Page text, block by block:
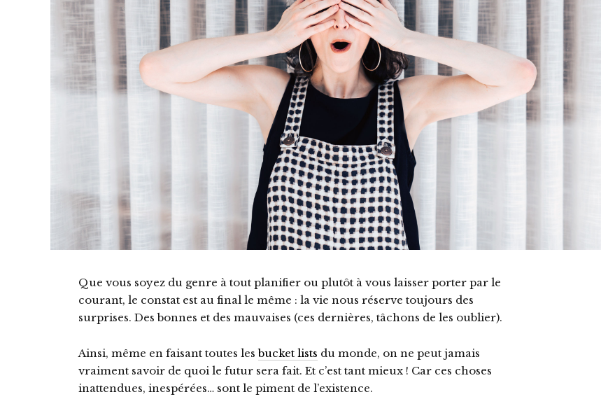
Que vous soyez du genre à tout planifier ou plutôt à vous laisser porter par le
courant, le constat est au final le même : la vie nous réserve toujours des
surprises. Des bonnes et des mauvaises (ces dernières, tâchons de les oublier).
Ainsi, même en faisant toutes lesbucket lists du monde, on ne peut jamais
vraiment savoir de quoi le futur sera fait. Et c’est tant mieux ! Car ces choses
inattendues, inespérées… sont le piment de l’existence.